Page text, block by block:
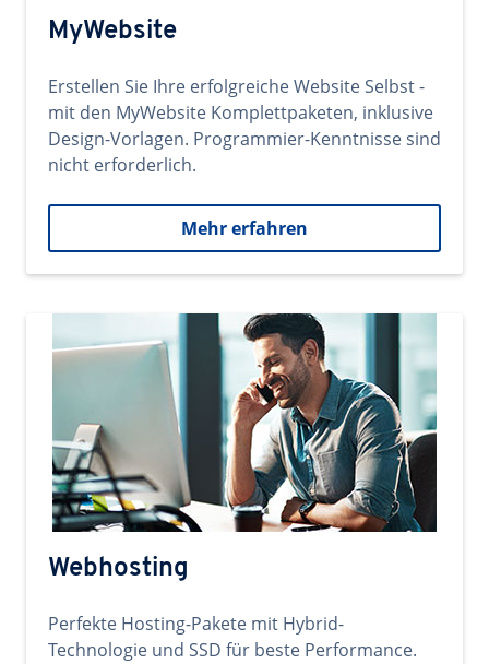
MyWebsite
Erstellen Sie Ihre erfolgreiche Website Selbst -
mit den MyWebsite Komplettpaketen, inklusive
Design-Vorlagen. Programmier-Kenntnisse sind
nicht erforderlich.
Mehr erfahren
Webhosting
Perfekte Hosting-Pakete mit Hybrid-
Technologie und SSD für beste Performance.